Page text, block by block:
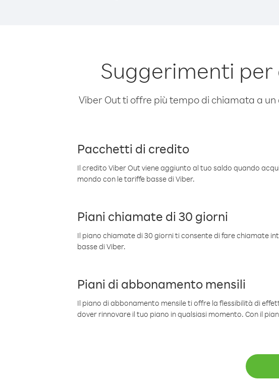
Suggerimenti
Viber Out ti offre più tempo di chiamata a
Pacchetti di credito
Il credito Viber Out viene aggiunto al tuo saldo quando
mondo con le tariffe basse di Viber.
Piani chiamate di 30 giorni
Il piano chiamate di 30 giorni ti consente di fare chiamate
basse di Viber.
Piani di abbonamento mensili
Il piano di abbonamento mensile ti offre la flessibilità di
dover rinnovare il tuo piano in qualsiasi momento. Con il